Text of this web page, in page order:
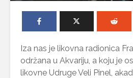
Iza nas je likovna radionica
održana u Akvariju, a koju je
likovne Udruge Veli Pinel,